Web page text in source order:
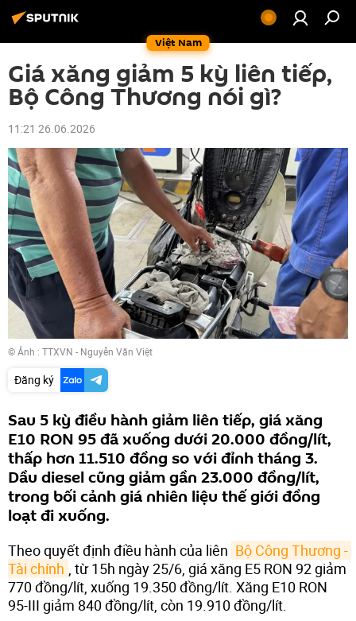
Việt Nam
Giá xăng giảm 5 kỳ liên tiếp,
Bộ Công Thương nói gì?
11:21 26.06.2026
© Ảnh : TTXVN - Nguyễn Văn Việt
Đăng ký
Sau 5 kỳ điều hành giảm liên tiếp, giá xăng
E10 RON 95 đã xuống dưới 20.000 đồng/lít,
thấp hơn 11.510 đồng so với đỉnh tháng 3.
Dầu diesel cũng giảm gần 23.000 đồng/lít,
trong bối cảnh giá nhiên liệu thế giới đồng
loạt đi xuống.
Theo quyết định điều hành của liên Bộ Công Thương -
Tài chính , từ 15h ngày 25/6, giá xăng E5 RON 92 giảm
770 đồng/lít, xuống 19.350 đồng/lít. Xăng E10 RON
95-III giảm 840 đồng/lít, còn 19.910 đồng/lít.